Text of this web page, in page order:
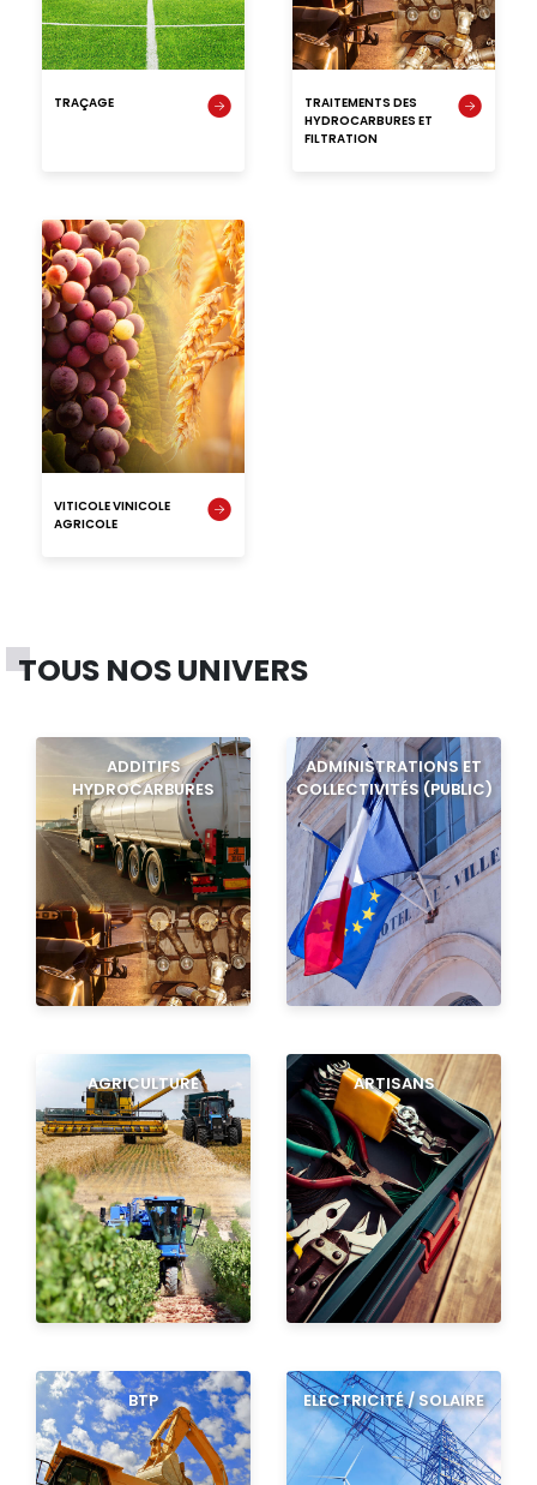
TRAÇAGE
TRAITEMENTS DES
HYDROCARBURES ET
FILTRATION
VITICOLE VINICOLE
AGRICOLE
TOUS NOS UNIVERS
ADDITIFS
HYDROCARBURES
ADMINISTRATIONS ET
COLLECTIVITÉS (PUBLIC)
AGRICULTURE ARTISANS
BTP ELECTRICITÉ / SOLAIRE